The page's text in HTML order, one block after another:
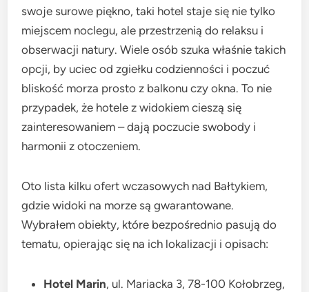
swoje surowe piękno, taki hotel staje się nie tylko
miejscem noclegu, ale przestrzenią do relaksu i
obserwacji natury. Wiele osób szuka właśnie takich
opcji, by uciec od zgiełku codzienności i poczuć
bliskość morza prosto z balkonu czy okna. To nie
przypadek, że hotele z widokiem cieszą się
zainteresowaniem – dają poczucie swobody i
harmonii z otoczeniem.
Oto lista kilku ofert wczasowych nad Bałtykiem,
gdzie widoki na morze są gwarantowane.
Wybrałem obiekty, które bezpośrednio pasują do
tematu, opierając się na ich lokalizacji i opisach:
Hotel Marin, ul. Mariacka 3, 78-100 Kołobrzeg,